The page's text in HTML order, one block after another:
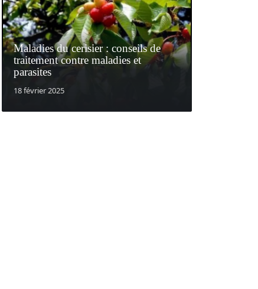
Maladies du cerisier : conseils de
traitement contre maladies et
parasites
18 février 2025